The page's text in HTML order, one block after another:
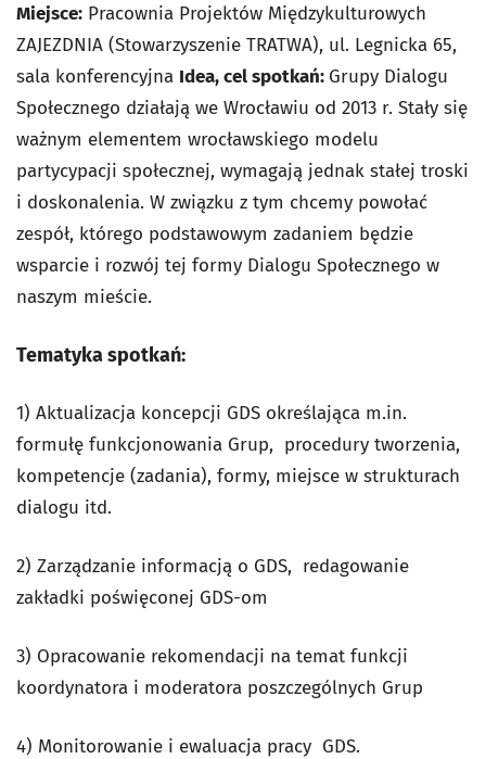
Miejsce: Pracownia Projektów Międzykulturowych
ZAJEZDNIA (Stowarzyszenie TRATWA), ul. Legnicka 65,
sala konferencyjna Idea, cel spotkań: Grupy Dialogu
Społecznego działają we Wrocławiu od 2013 r. Stały się
ważnym elementem wrocławskiego modelu
partycypacji społecznej, wymagają jednak stałej troski
i doskonalenia. W związku z tym chcemy powołać
zespół, którego podstawowym zadaniem będzie
wsparcie i rozwój tej formy Dialogu Społecznego w
naszym mieście.
Tematyka spotkań:
1) Aktualizacja koncepcji GDS określająca m.in.
formułę funkcjonowania Grup, procedury tworzenia,
kompetencje (zadania), formy, miejsce w strukturach
dialogu itd.
2) Zarządzanie informacją o GDS, redagowanie
zakładki poświęconej GDS-om
3) Opracowanie rekomendacji na temat funkcji
koordynatora i moderatora poszczególnych Grup
4) Monitorowanie i ewaluacja pracy GDS.